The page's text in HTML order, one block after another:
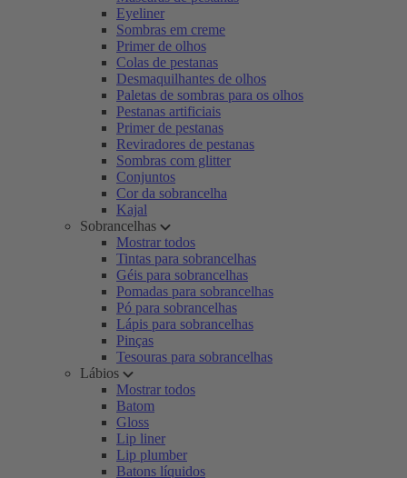
Eyeliner
Sombras em creme
Primer de olhos
Colas de pestanas
Desmaquilhantes de olhos
Paletas de sombras para os olhos
Pestanas artificiais
Primer de pestanas
Reviradores de pestanas
Sombras com glitter
Conjuntos
Cor da sobrancelha
Kajal
Sobrancelhas
Mostrar todos
Tintas para sobrancelhas
Géis para sobrancelhas
Pomadas para sobrancelhas
Pó para sobrancelhas
Lápis para sobrancelhas
Pinças
Tesouras para sobrancelhas
Lábios
Mostrar todos
Batom
Gloss
Lip liner
Lip plumber
Batons líquidos